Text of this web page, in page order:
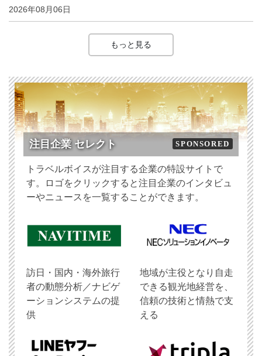
2026年08月06日
もっと見る
注目企業 セレクト SPONSORED
トラベルボイスが注目する企業の特設サイトで
す。ロゴをクリックすると注目企業のインタビュ
ーやニュースを一覧することができます。
訪日・国内・海外旅行
者の動態分析／ナビゲ
ーションシステムの提
供
地域が主役となり自走
できる観光地経営を、
信頼の技術と情熱で支
える